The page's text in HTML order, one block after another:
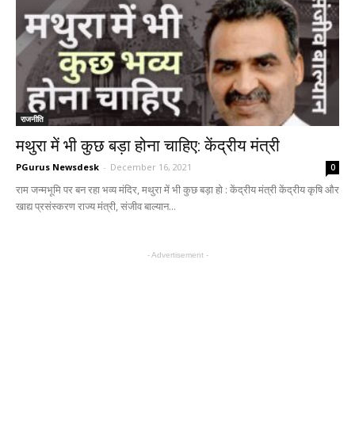
राजनीति
मथुरा में भी कुछ बड़ा होना चाहिए: केंद्रीय मंत्री
PGurus Newsdesk - December 16, 2021 0
राम जन्मभूमि पर बन रहा भव्य मंदिर, मथुरा में भी कुछ बड़ा हो : केंद्रीय मंत्री केंद्रीय कृषि और
खाद्य प्रसंस्करण राज्य मंत्री, संजीव बाल्यान...
- Advertisement -